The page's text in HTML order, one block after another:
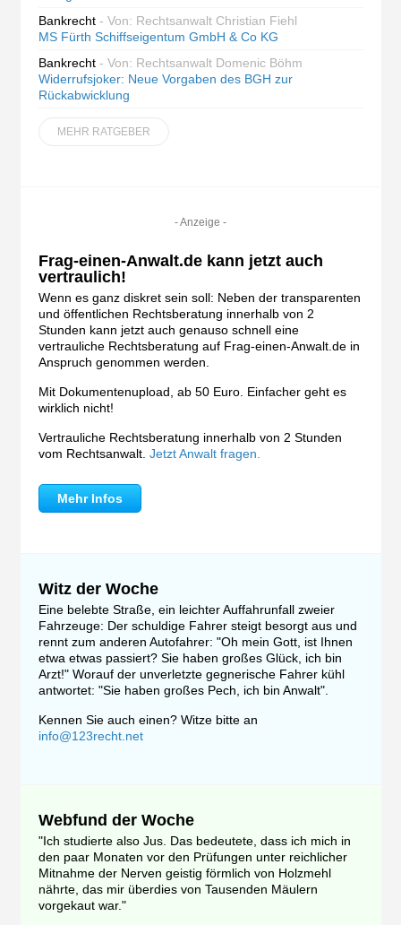
Bankrecht - Von: Rechtsanwalt Christian Fiehl
MS Fürth Schiffseigentum GmbH & Co KG
Bankrecht - Von: Rechtsanwalt Domenic Böhm
Widerrufsjoker: Neue Vorgaben des BGH zur
Rückabwicklung
MEHR RATGEBER
- Anzeige -
Frag-einen-Anwalt.de kann jetzt auch
vertraulich!
Wenn es ganz diskret sein soll: Neben der transparenten
und öffentlichen Rechtsberatung innerhalb von 2
Stunden kann jetzt auch genauso schnell eine
vertrauliche Rechtsberatung auf Frag-einen-Anwalt.de in
Anspruch genommen werden.
Mit Dokumentenupload, ab 50 Euro. Einfacher geht es
wirklich nicht!
Vertrauliche Rechtsberatung innerhalb von 2 Stunden
vom Rechtsanwalt. Jetzt Anwalt fragen.
Mehr Infos
Witz der Woche
Eine belebte Straße, ein leichter Auffahrunfall zweier
Fahrzeuge: Der schuldige Fahrer steigt besorgt aus und
rennt zum anderen Autofahrer: "Oh mein Gott, ist Ihnen
etwa etwas passiert? Sie haben großes Glück, ich bin
Arzt!" Worauf der unverletzte gegnerische Fahrer kühl
antwortet: "Sie haben großes Pech, ich bin Anwalt".
Kennen Sie auch einen? Witze bitte an
info@123recht.net
Webfund der Woche
"Ich studierte also Jus. Das bedeutete, dass ich mich in
den paar Monaten vor den Prüfungen unter reichlicher
Mitnahme der Nerven geistig förmlich von Holzmehl
nährte, das mir überdies von Tausenden Mäulern
vorgekaut war."